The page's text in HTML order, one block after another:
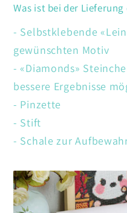
Was ist bei der Lieferung
- Selbstklebende
gewünschten Motiv
- «Diamonds»
bessere Ergebnisse
- Pinzette
- Stift
- Schale zur